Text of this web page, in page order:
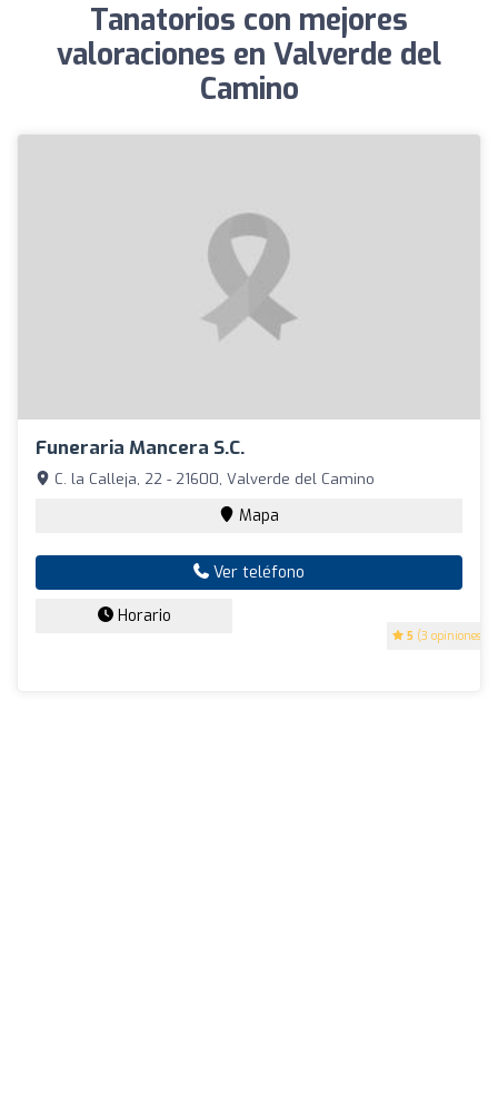
Tanatorios con mejores
valoraciones en Valverde del
Camino
Funeraria Mancera S.c.
5 (3 opiniones)
C. la Calleja, 22 - 21600, Valverde del Camino
Mapa
Ver teléfono
Horario